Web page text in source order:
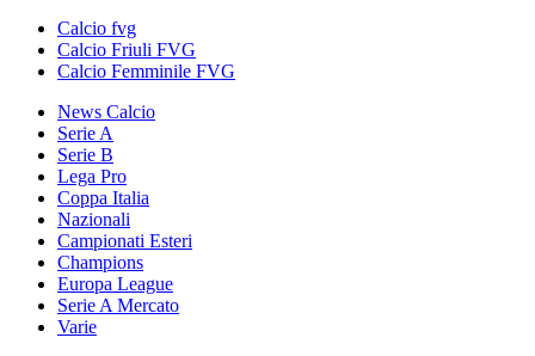
Calcio fvg
Calcio Friuli FVG
Calcio Femminile FVG
News Calcio
Serie A
Serie B
Lega Pro
Coppa Italia
Nazionali
Campionati Esteri
Champions
Europa League
Serie A Mercato
Varie